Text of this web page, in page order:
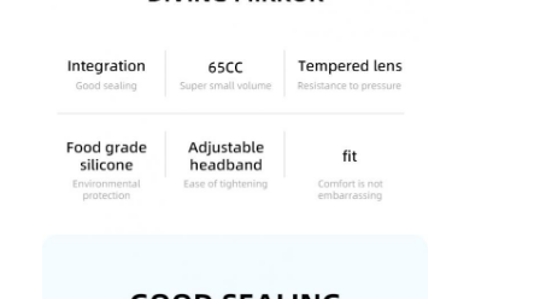
Nurkowanie z rurką
Zestaw maski do nurkowania